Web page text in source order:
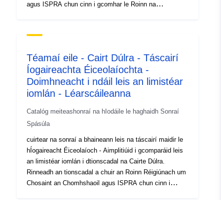
agus ISPRA chun cinn i gcomhar le Roinn na
d'éigeandálaí comhshaoil nádúrtha a ligeann
mhéid leochaileachta agus leochaileachta na n-aonad
cartagrafach.
Téamaí eile - Cairt Dúlra - Táscairí
Íogaireachta Éiceolaíochta -
Doimhneacht i ndáil leis an limistéar
iomlán - Léarscáileanna
Catalóg meiteashonraí na hIodáile le haghaidh Sonraí
Spásúla
cuirtear na sonraí a bhaineann leis na táscairí maidir le
hÍogaireacht Éiceolaíoch - Aimplitiúid i gcomparáid leis
an limistéar iomlán i dtionscadal na Cairte Dúlra.
Rinneadh an tionscadal a chuir an Roinn Réigiúnach um
Chosaint an Chomhshaoil agus ISPRA chun cinn i